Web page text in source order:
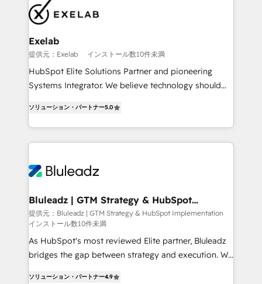
on delivering clean, scalable, AI-ready systems that
create long-term value and a consistently strong
ィブ・エージェンシーです。事業部・グループ会社・部
門が分立する組織で、データと業務プロセスのサイロ化
を、CRMを軸とした全社共通基盤に再構築します。意
思決定者・PMO・現場担当者に並走します。 1️⃣
HubSpot導入・活用支援 顧客データの一元化から、
GTMの見える化・自動化まで。全Hub統合運用、デー
2️⃣ AIエージェント組織構築 営業・マーケティング業務
の一部をAIが自律実行する組織への移行を設計・実装。
DX × AI推進のPMO伴走支援 複数部門をまたぐDX×AI変
革を、構想から実装・定着までPMOとして主導。「設
の統合・浸透・変革管理を実行します。 ▸ CMS戦略設
計・構築：リード獲得・CVR・SEOを前提にした情報設
計・導線設計・テンプレート設計をContent Hubで一体
提供。 ▸ 既存CRM・MAからの移行支援：Salesforce・
Marketo・Pardot等からの移行、カスタム設計、履歴
データ移行と活用設計まで。 ▸ AEO対応：ChatGPT・
Exelab
提供元：Exelab インストール数10件未満
HubSpot Elite Solutions Partner and pioneering
Systems Integrator. We believe technology should
Every engagement begins with clear objectives,
customer journey mapping, and measurable KPIs.
Only then we architect solutions. The question is
outcomes to deliver. -SYSTEM INTEGRATION-
make HubSpot the operational hub, integrated with
SAP, Microsoft Dynamics, custom ERPs, and any
enterprise platform. Proprietary apps extend
HubSpot beyond standard configurations. -AI-
FIRST- AI across customer-facing operations to
unlock efficiency at scale. From predictive
ソリューション・パートナー5.0
Bluleadz | GTM Strategy & HubSpot
Implementation
提供元：Bluleadz | GTM Strategy & HubSpot Implementation
インストール数10件未満
As HubSpot's most reviewed Elite partner, Bluleadz
bridges the gap between strategy and execution. We
ソリューション・パートナー4.9